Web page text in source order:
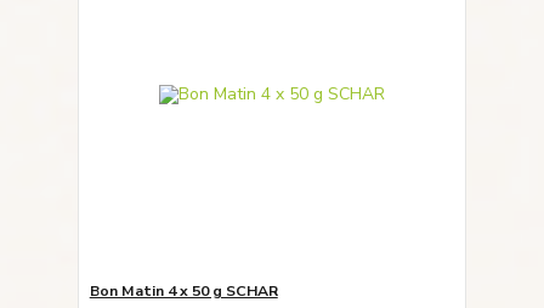
Bon Matin 4 x 50 g SCHAR